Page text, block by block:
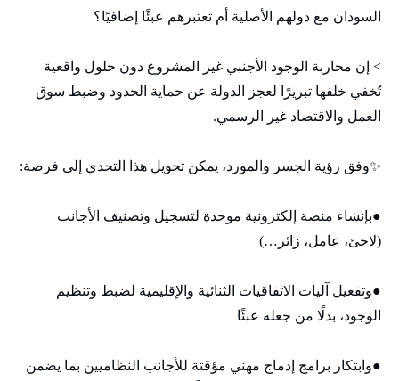
السودان مع دولهم الأصلية أم تعتبرهم عبئًا إضافيًا؟
> إن محاربة الوجود الأجنبي غير المشروع دون حلول واقعية
تُخفي خلفها تبريرًا لعجز الدولة عن حماية الحدود وضبط سوق
العمل والاقتصاد غير الرسمي.
✨وفق رؤية الجسر والمورد، يمكن تحويل هذا التحدي إلى فرصة:
●بإنشاء منصة إلكترونية موحدة لتسجيل وتصنيف الأجانب
(لاجئ، عامل، زائر…)
●وتفعيل آليات الاتفاقيات الثنائية والإقليمية لضبط وتنظيم
الوجود، بدلًا من جعله عبئًا
●وابتكار برامج إدماج مهني مؤقتة للأجانب النظاميين بما يضمن